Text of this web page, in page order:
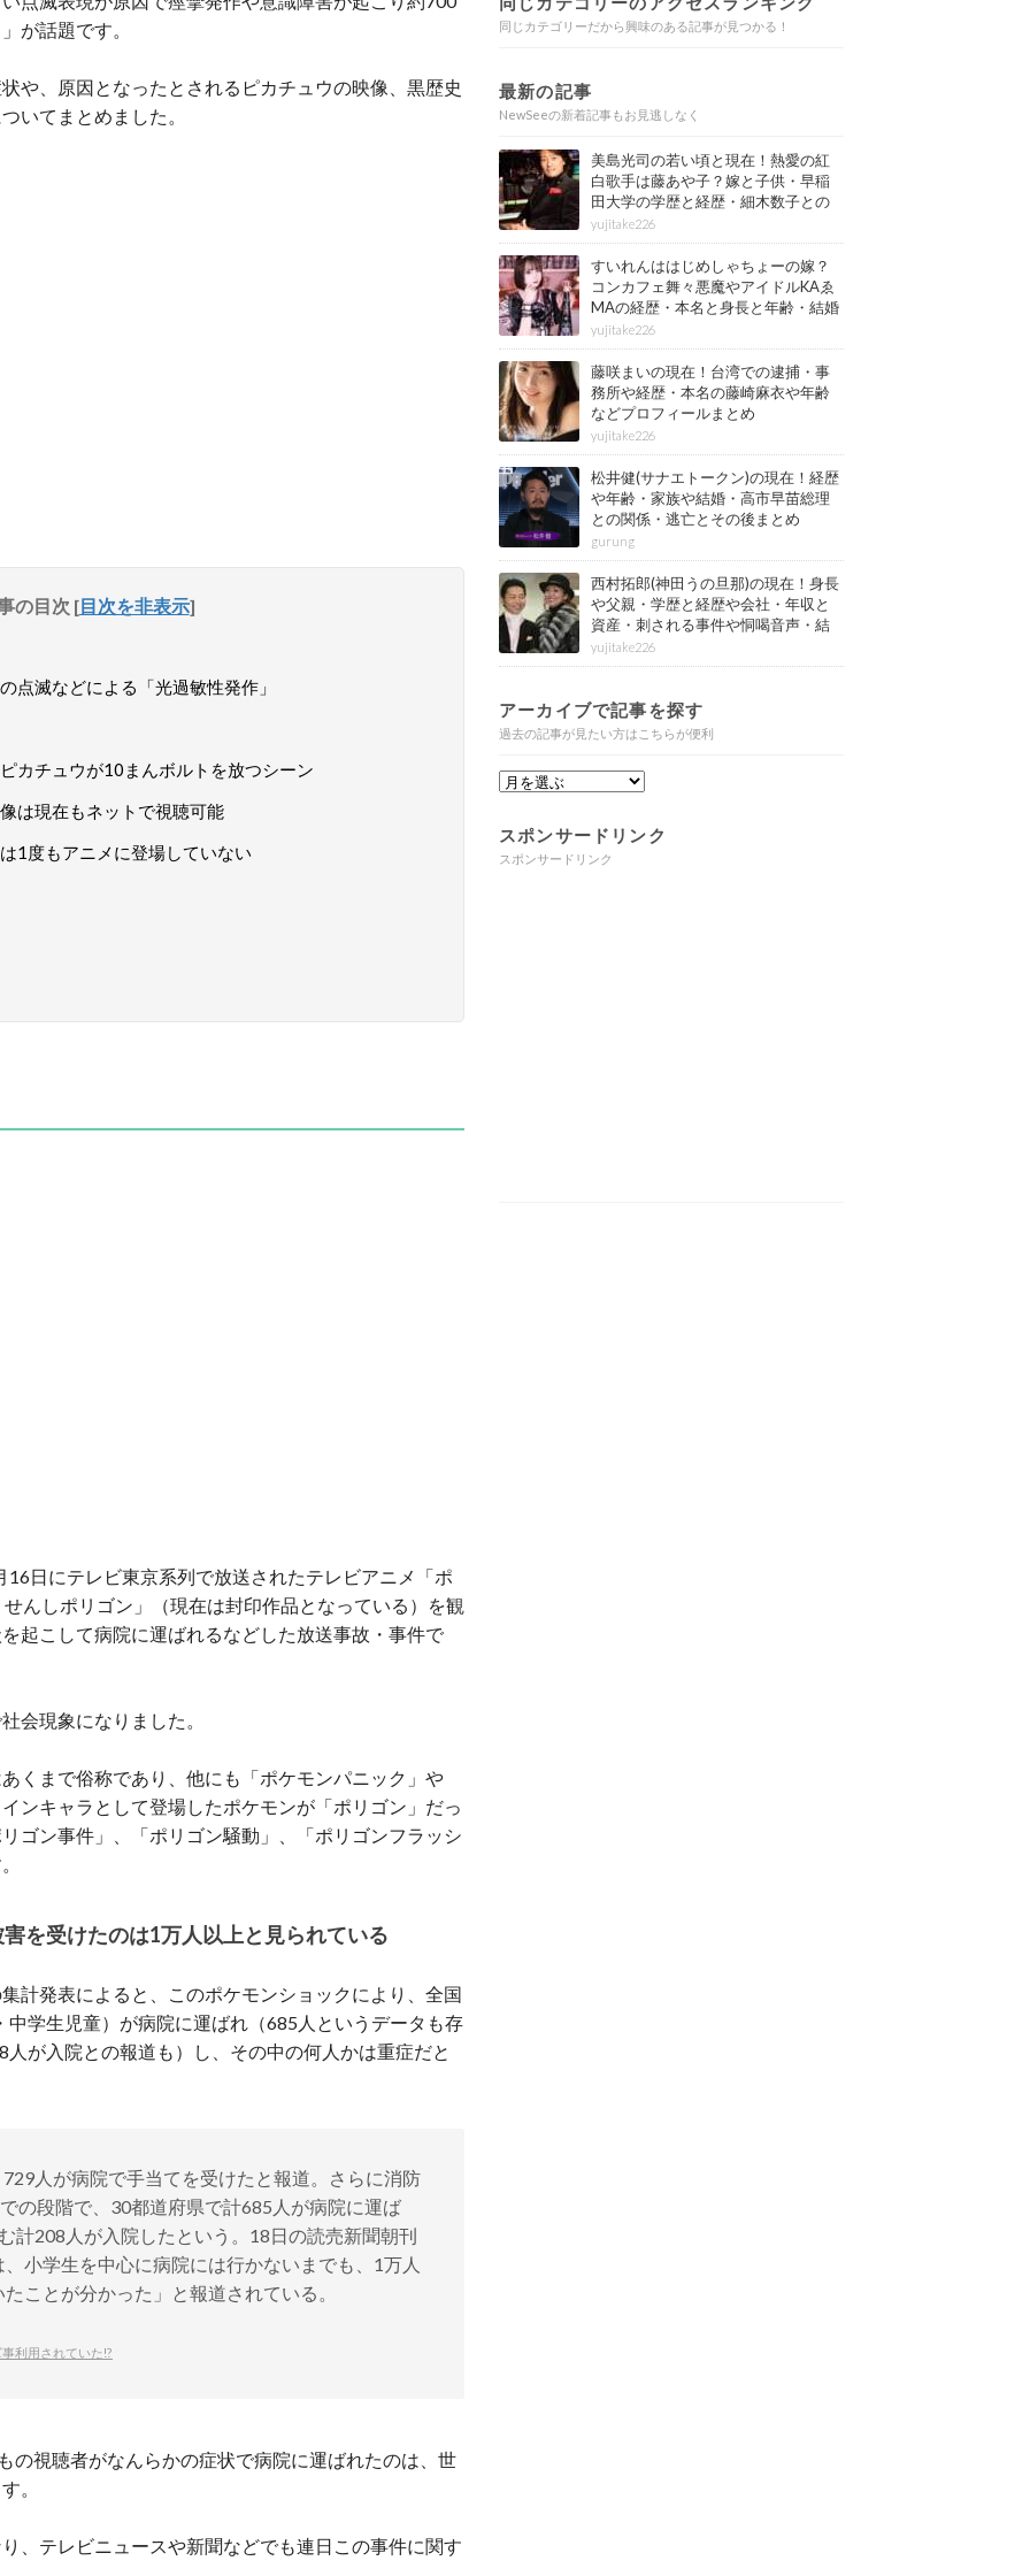
が話題です。
や、原因となったとされるピカチュウの映像、黒歴史
いてまとめました。
の目次 [目次を非表示]
点滅などによる「光過敏性発作」
カチュウが10まんボルトを放つシーン
は現在もネットで視聴可能
1度もアニメに登場していない
日にテレビ東京系列で放送されたテレビアニメ「ポ
んしポリゴン」（現在は封印作品となっている）を観
起こして病院に運ばれるなどした放送事故・事件で
会現象になりました。
くまで俗称であり、他にも「ポケモンパニック」や
ンキャラとして登場したポケモンが「ポリゴン」だっ
ゴン事件」、「ポリゴン騒動」、「ポリゴンフラッシ
を受けたのは1万人以上と見られている
計発表によると、このポケモンショックにより、全国
学生児童）が病院に運ばれ（685人というデータも存
が入院との報道も）し、その中の何人かは重症だと
人が病院で手当てを受けたと報道。さらに消防
の段階で、30都道府県で計685人が病院に運ば
計208人が入院したという。18日の読売新聞朝刊
小学生を中心に病院には行かないまでも、1万人
ことが分かった」と報道されている。
利用されていた!?
の視聴者がなんらかの症状で病院に運ばれたのは、世
。
、テレビニュースや新聞などでも連日この事件に関す
同じカテゴリーだから興味のある記事が見つかる！
最新の記事
NewSeeの新着記事もお見逃しなく
美島光司の若い頃と現在！熱愛の紅
白歌手は藤あや子？嫁と子供・早稲
田大学の学歴と経歴・細木数子との
確執もまとめ
yujitake226
すいれんははじめしゃちょーの嫁？
コンカフェ舞々悪魔やアイドルKAゑ
MAの経歴・本名と身長と年齢・結婚
情報もまとめ
yujitake226
藤咲まいの現在！台湾での逮捕・事
務所や経歴・本名の藤崎麻衣や年齢
などプロフィールまとめ
yujitake226
松井健(サナエトークン)の現在！経歴
や年齢・家族や結婚・高市早苗総理
との関係・逃亡とその後まとめ
gurung
西村拓郎(神田うの旦那)の現在！身長
や父親・学歴と経歴や会社・年収と
資産・刺される事件や恫喝音声・結
婚と子供や自宅・脳梗塞の病気もま
とめ
yujitake226
アーカイブで記事を探す
過去の記事が見たい方はこちらが便利
スポンサードリンク
スポンサードリンク